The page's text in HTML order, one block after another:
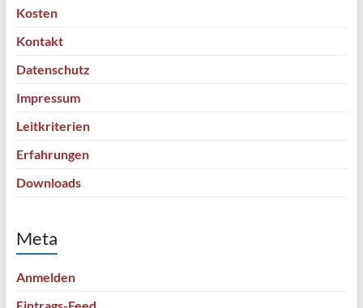
Kosten
Kontakt
Datenschutz
Impressum
Leitkriterien
Erfahrungen
Downloads
Meta
Anmelden